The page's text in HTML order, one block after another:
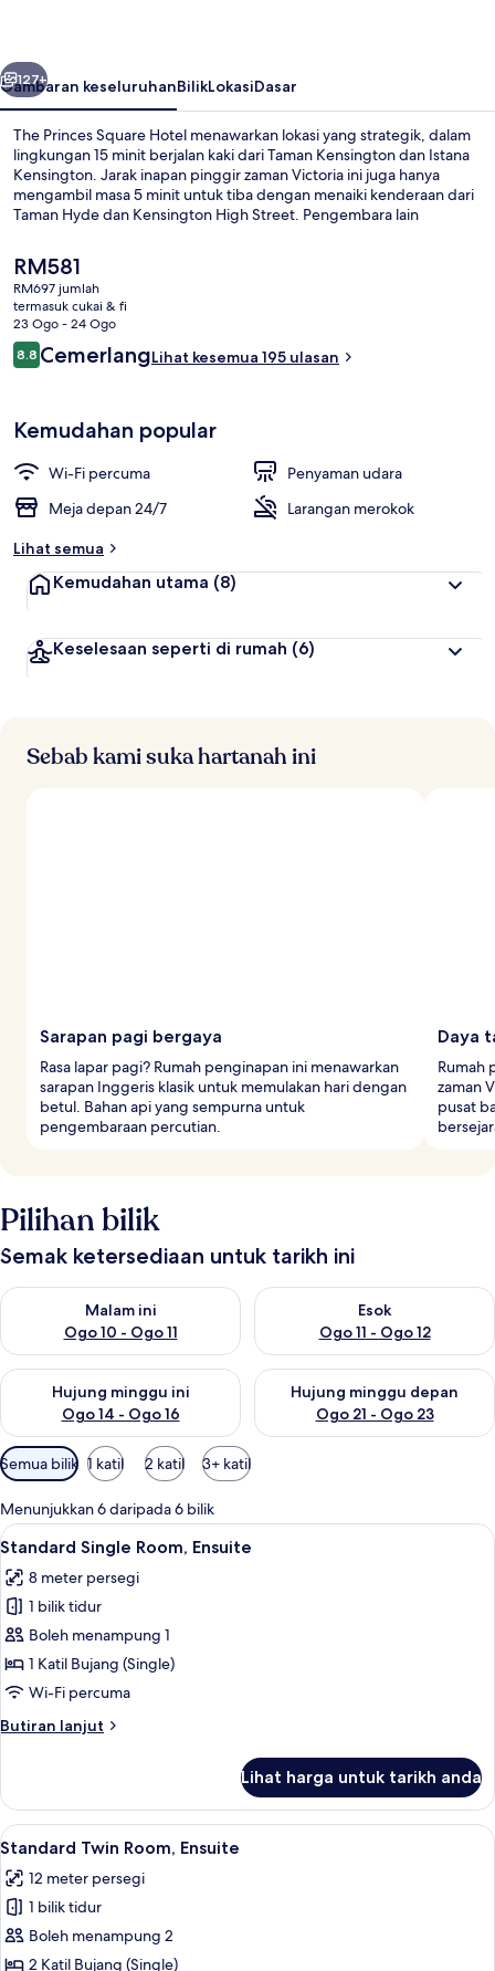
Seterusnya
127+
Gambaran keseluruhanBilikLokasiDasar
The Princes Square Hotel menawarkan lokasi yang strategik, dalam
lingkungan 15 minit berjalan kaki dari Taman Kensington dan Istana
Kensington. Jarak inapan pinggir zaman Victoria ini juga hanya
mengambil masa 5 minit untuk tiba dengan menaiki kenderaan dari
Taman Hyde dan Kensington High Street. Pengembara lain
pengangkutan awam: jarak Stesen Bawah Tanah Bayswater ialah 4
minit dan Stesen Bawah Tanah Queensway ialah 7 minit.
Harga
semasa
ialah
RM581
RM581
RM697 jumlah
termasuk cukai & fi
23 Ogo - 24 Ogo
Ulasan
8.88.8 daripada 10
CemerlangLihat kesemua 195 ulasan
Kemudahan popular
Wi-Fi percuma
Penyaman udara
Meja depan 24/7
Larangan merokok
Lihat semua
Kemudahan utama (8)
Keselesaan seperti di rumah (6)
Sebab kami suka hartanah ini
Sarapan pagi bergaya
Rasa lapar pagi? Rumah penginapan ini menawarkan
sarapan Inggeris klasik untuk memulakan hari dengan
betul. Bahan api yang sempurna untuk
pengembaraan percutian.
Daya
Rumah
zaman
pusat
Pilihan bilik
Semak ketersediaan untuk tarikh ini
Malam ini
Ogo 10 - Ogo 11
Semak ketersediaan untuk malam ini Ogo 10 - Ogo 11
Esok
Ogo 11 - Ogo 12
Semak ketersediaan untuk
Hujung minggu ini
Ogo 14 - Ogo 16
Semak ketersediaan untuk hujung minggu ini Ogo 14 - Ogo 16
Hujung minggu depan
Ogo 21 - Ogo 23
Semak ketersediaan untuk
Penapis
yang
tersedia
untuk
bilik
Semua bilik 1 katil 2 katil 3+ katil
Menunjukkan 6 daripada 6 bilik
Lihat
semua
foto
untuk
Standard
Single
Room,
Standard Single Room, Ensuite |
13
Standard Single Room, Ensuite
8 meter persegi
1 bilik tidur
Boleh menampung 1
1 Katil Bujang (Single)
Wi-Fi percuma
Butiran lanjut
Butiran
Single
Room,
Ensuite
Lihat harga untuk tarikh anda
Lihat
semua
foto
untuk
Standard
Twin
Standard Twin Room, Ensuite |
10
Standard Twin Room, Ensuite
12 meter persegi
1 bilik tidur
Boleh menampung 2
2 Katil Bujang (Single)